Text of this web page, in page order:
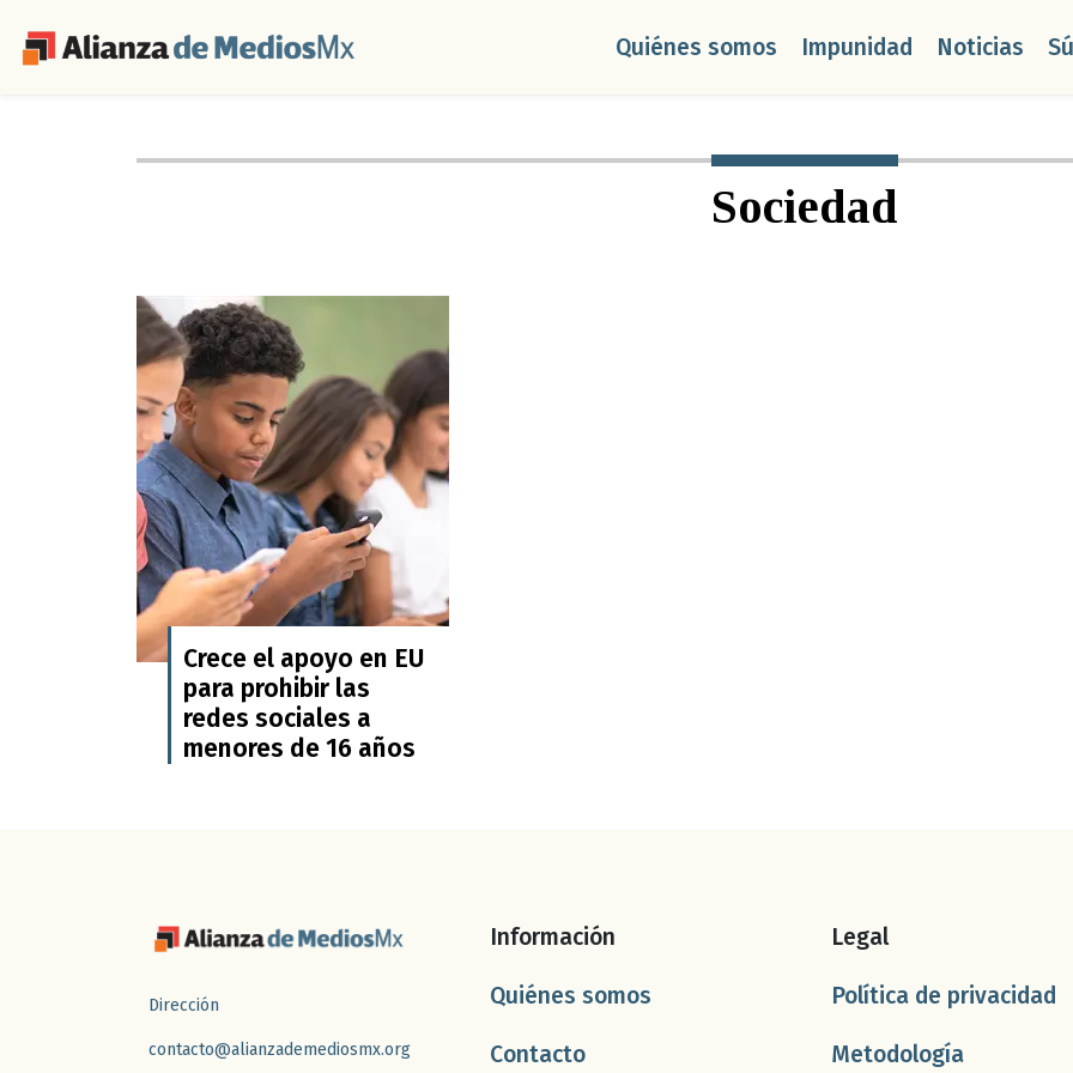
Quiénes somos Impunidad Noticias
Sociedad
Crece el apoyo en EU
para prohibir las
redes sociales a
menores de 16 años
Dirección
contacto@alianzademediosmx.org
Información
Quiénes somos
Contacto
Legal
Política de privacidad
Metodología